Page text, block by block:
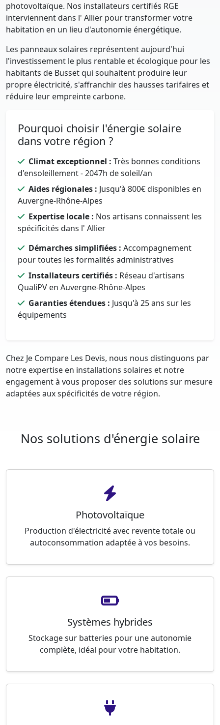
photovoltaïque. Nos installateurs certifiés RGE
interviennent dans l' Allier pour transformer votre
habitation en un lieu d'autonomie énergétique.
Les panneaux solaires représentent aujourd'hui
l'investissement le plus rentable et écologique pour les
habitants de Busset qui souhaitent produire leur
propre électricité, s'affranchir des hausses tarifaires et
réduire leur empreinte carbone.
Pourquoi choisir l'énergie solaire
dans votre région ?
Climat exceptionnel : Très bonnes conditions
d'ensoleillement - 2047h de soleil/an
Aides régionales : Jusqu'à 800€ disponibles en
Auvergne-Rhône-Alpes
Expertise locale : Nos artisans connaissent les
spécificités dans l' Allier
Démarches simplifiées : Accompagnement
pour toutes les formalités administratives
Installateurs certifiés : Réseau d'artisans
QualiPV en Auvergne-Rhône-Alpes
Garanties étendues : Jusqu'à 25 ans sur les
équipements
Chez Je Compare Les Devis, nous nous distinguons par
notre expertise en installations solaires et notre
engagement à vous proposer des solutions sur mesure
adaptées aux spécificités de votre région.
Nos solutions d'énergie solaire
Photovoltaïque
Production d'électricité avec revente totale ou
autoconsommation adaptée à vos besoins.
Systèmes hybrides
Stockage sur batteries pour une autonomie
complète, idéal pour votre habitation.